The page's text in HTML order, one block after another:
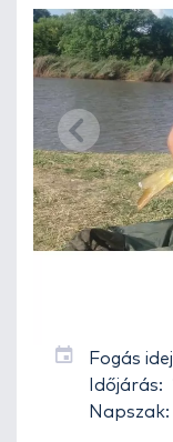
Fogás
Időjárás:
Napszak: